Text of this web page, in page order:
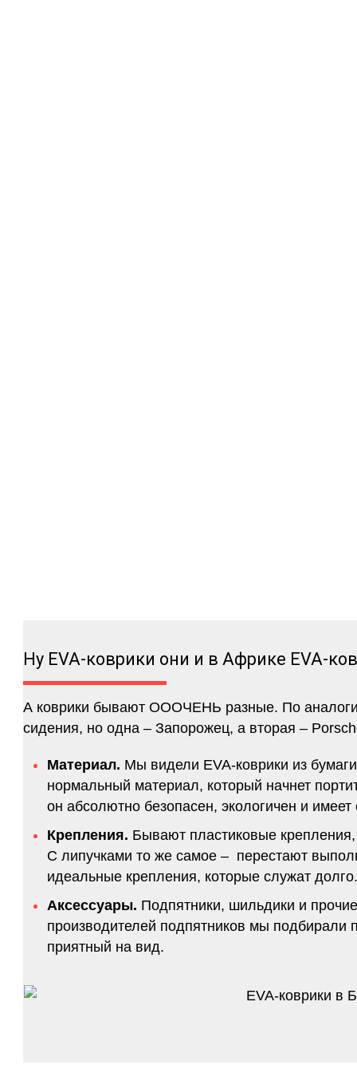
Ну EVA-коврики они и в Африке EVA-
А коврики бывают ОООЧЕНЬ разные. По
сидения, но одна – Запорожец, а вторая –
Материал. Мы видели EVA-коврики из
нормальный материал, который начнет
он абсолютно безопасен, экологичен и
Крепления. Бывают пластиковые
С липучками то же самое – перестают
идеальные крепления, которые служат
Аксессуары. Подпятники, шильдики и
производителей подпятников мы подбирали
приятный на вид.